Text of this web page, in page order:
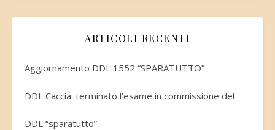
ARTICOLI RECENTI
Aggiornamento DDL 1552 “SPARATUTTO”
DDL Caccia: terminato l’esame in commissione del
DDL “sparatutto”.